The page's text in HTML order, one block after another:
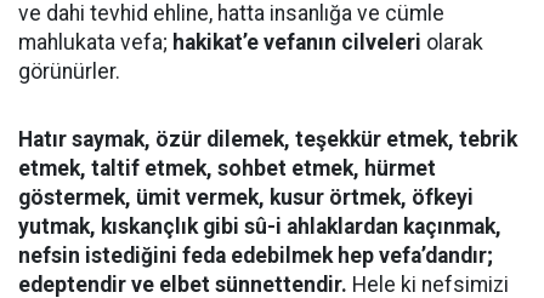
ve dahi tevhid ehline, hatta insanlığa ve cümle
mahlukata vefa; hakikat’e vefanın cilveleri olarak
görünürler.
Hatır saymak, özür dilemek, teşekkür etmek, tebrik
etmek, taltif etmek, sohbet etmek, hürmet
göstermek, ümit vermek, kusur örtmek, öfkeyi
yutmak, kıskançlık gibi sû-i ahlaklardan kaçınmak,
nefsin istediğini feda edebilmek hep vefa’dandır;
edeptendir ve elbet sünnettendir. Hele ki nefsimizi